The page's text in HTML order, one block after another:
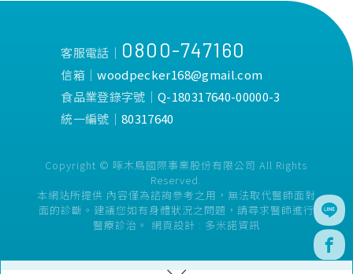
客服電話│ 0800-747160
信箱│woodpecker168@gmail.com
食品業登錄字號│Q-180317640-00000-3
統一編號│80317640
Copyright © 啄木鳥國際事業股份有限公司 All Rights
Reserved.
本網站所提供 內容僅為諮詢參考之用，無法取代醫師面對
面的診斷。建議您如有身體狀況之問題，請尋求醫師進行
醫療診治。 網頁設計 : 多米諾資訊